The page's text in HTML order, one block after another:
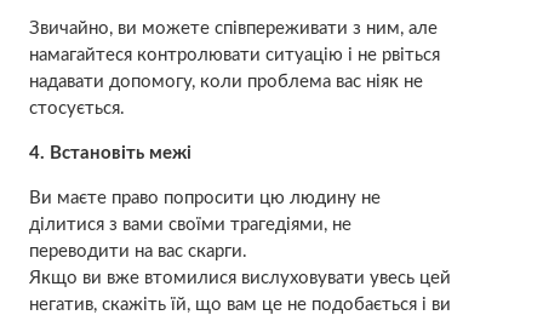
Звичайно, ви можете співпереживати з ним, але
намагайтеся контролювати ситуацію і не рвіться
надавати допомогу, коли проблема вас ніяк не
стосується.
4. Встановіть межі
Ви маєте право попросити цю людину не
ділитися з вами своїми трагедіями, не
переводити на вас скарги.
Якщо ви вже втомилися вислуховувати увесь цей
негатив, скажіть їй, що вам це не подобається і ви